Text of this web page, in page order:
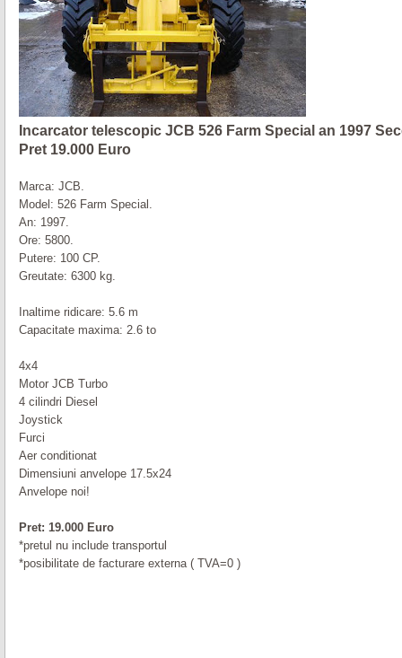
Incarcator telescopic JCB 526 Farm Special an 1997
Pret 19.000 Euro
Marca: JCB.
Model: 526 Farm Special.
An: 1997.
Ore: 5800.
Putere: 100 CP.
Greutate: 6300 kg.
Inaltime ridicare: 5.6 m
Capacitate maxima: 2.6 to
4x4
Motor JCB Turbo
4 cilindri Diesel
Joystick
Furci
Aer conditionat
Dimensiuni anvelope 17.5x24
Anvelope noi!
Pret: 19.000 Euro
*pretul nu include transportul
*posibilitate de facturare externa ( TVA=0 )